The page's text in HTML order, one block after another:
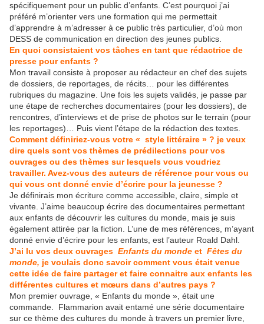
spécifiquement pour un public d’enfants. C’est pourquoi j’ai
préféré m’orienter vers une formation qui me permettait
d’apprendre à m’adresser à ce public très particulier, d’où mon
DESS de communication en direction des jeunes publics.
En quoi consistaient vos tâches en tant que rédactrice de
presse pour enfants ?
Mon travail consiste à proposer au rédacteur en chef des sujets
de dossiers, de reportages, de récits… pour les différentes
rubriques du magazine. Une fois les sujets validés, je passe par
une étape de recherches documentaires (pour les dossiers), de
rencontres, d’interviews et de prise de photos sur le terrain (pour
les reportages)… Puis vient l’étape de la rédaction des textes.
Comment définiriez-vous votre « style littéraire » ? je veux
dire quels sont vos thèmes de prédilections pour vos
ouvrages ou des thèmes sur lesquels vous voudriez
travailler. Avez-vous des auteurs de référence pour vous ou
qui vous ont donné envie d’écrire pour la jeunesse ?
Je définirais mon écriture comme accessible, claire, simple et
vivante. J’aime beaucoup écrire des documentaires permettant
aux enfants de découvrir les cultures du monde, mais je suis
également attirée par la fiction. L’une de mes références, m’ayant
donné envie d’écrire pour les enfants, est l’auteur Roald Dahl.
J’ai lu vos deux ouvrages Enfants du monde et Fêtes du
monde, je voulais donc savoir comment vous était venue
cette idée de faire partager et faire connaitre aux enfants les
différentes cultures et mœurs dans d’autres pays ?
Mon premier ouvrage, « Enfants du monde », était une
commande. Flammarion avait entamé une série documentaire
sur ce thème des cultures du monde à travers un premier livre,